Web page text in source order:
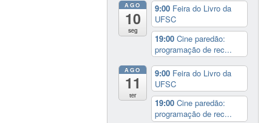
AGO
10
seg
9:00 Feira do Livro da
UFSC
19:00Cine paredão:
programação de rec...
AGO
11
ter
9:00 Feira do Livro da
UFSC
19:00Cine paredão:
programação de rec...